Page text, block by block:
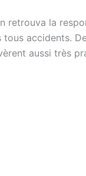
retrouva la
accidents.
aussi très